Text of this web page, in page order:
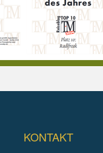
KONTAKT